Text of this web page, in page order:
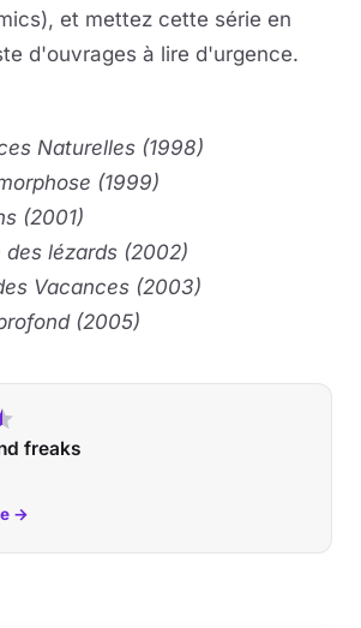
et mettez cette série en
d'ouvrages à lire d'urgence.
Naturelles (1998)
(1999)
(2001)
des lézards (2002)
Vacances (2003)
(2005)
freaks
→